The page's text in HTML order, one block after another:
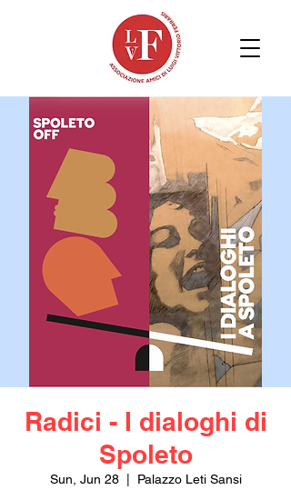
Radici - I dialoghi di
Spoleto
Sun, Jun 28
  |
Palazzo Leti Sansi